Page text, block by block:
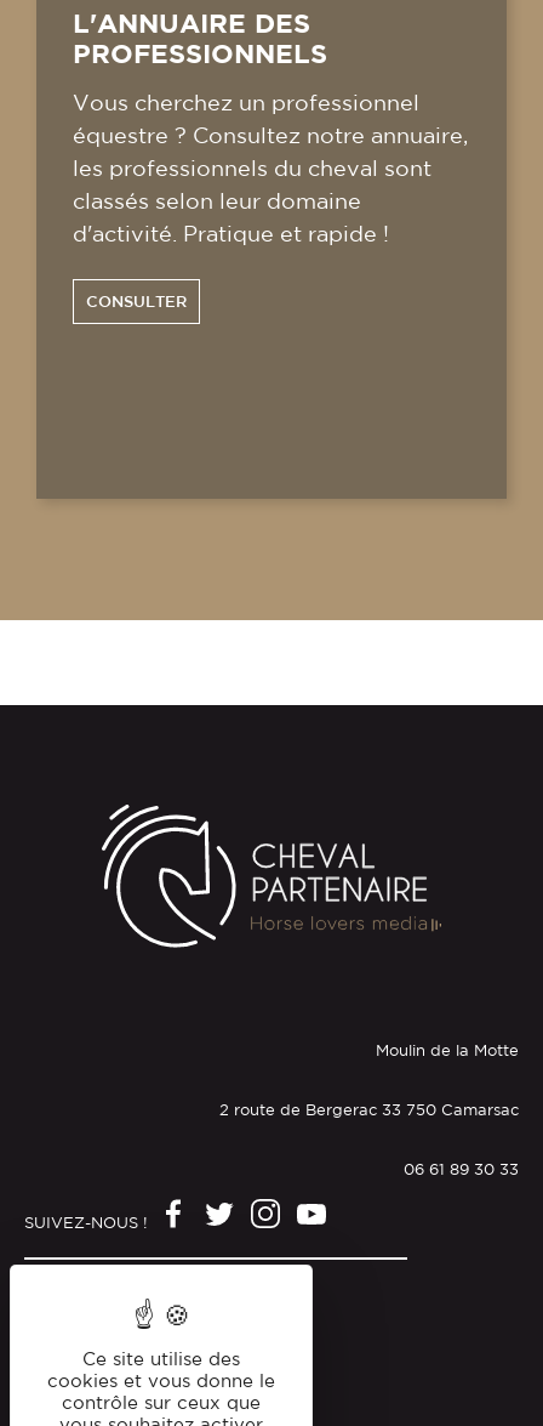
L'ANNUAIRE DES
PROFESSIONNELS
Vous cherchez un professionnel
équestre ? Consultez notre annuaire,
les professionnels du cheval sont
classés selon leur domaine
d'activité. Pratique et rapide !
CONSULTER
Moulin de la Motte
2 route de Bergerac 33 750 Camarsac
06 61 89 30 33
SUIVEZ-NOUS !
Politique de confidentialité
Ce site utilise des
cookies et vous donne le
contrôle sur ceux que